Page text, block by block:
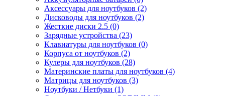
Аксессуары для ноутбуков (2)
Дисководы для ноутбуков (2)
Жесткие диски 2.5 (0)
Зарядные устройства (23)
Клавиатуры для ноутбуков (0)
Корпуса от ноутбуков (2)
Кулеры для ноутбуков (28)
Материнские платы для ноутбуков (4)
Матрицы для ноутбуков (3)
Ноутбуки / Нетбуки (1)